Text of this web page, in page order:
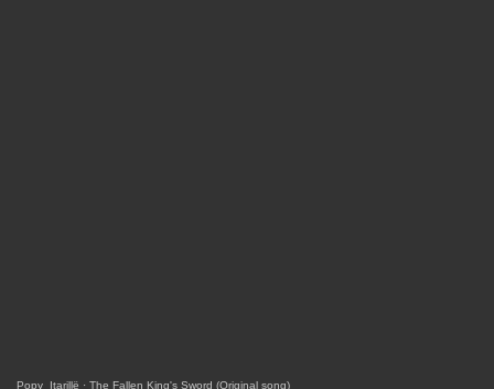
Popy_Itarillë · The Fallen King's Sword (Original song)